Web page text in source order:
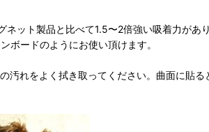
ット製品と比べて1.5〜2倍強い吸着力があ
ボードのようにお使い頂けます。
れをよく拭き取ってください。曲面に貼